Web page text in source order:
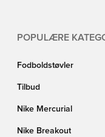
POPULÆRE
Fodboldstøvler
Tilbud
Nike Mercurial
Nike Breakout